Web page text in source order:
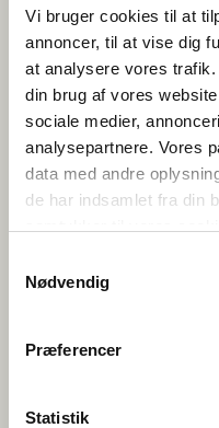
Vi bruger cookies til at
annoncer, til at vise dig
at analysere vores
din brug af vores
sociale medier,
analysepartnere. Vores
data med andre
de har indsamlet fra din
Nødvendig
Præferencer
Statistik
Här får du kännedom om de
kvinnolitteratur samtidigt som
kvinnolitteraturhistoria från
Färöarna, Island, Grönland
litteraturhistoriker.
TEGNTUBE
Webbplatsen TegnTube
på teckenspråken i Norden,
teckenspråkets betydelse för
teckenspråk. Vad finns det
och vad är nordiska tecken för